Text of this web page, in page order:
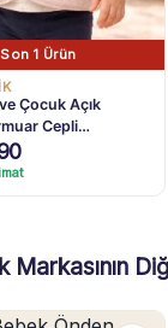
Son 1 Ürün
Çocuk Açık
Cepli
Mont 6 Ay-3
Markasının